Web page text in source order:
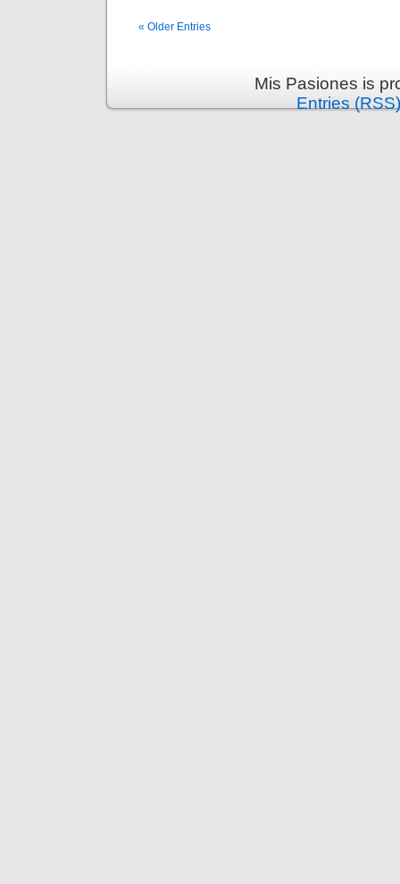
« Older Entries
Mis Pasiones is
Entries (RSS)